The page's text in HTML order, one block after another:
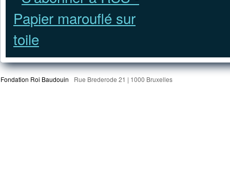
Fondation Roi Baudouin Rue Brederode 21 | 1000 Bruxelles